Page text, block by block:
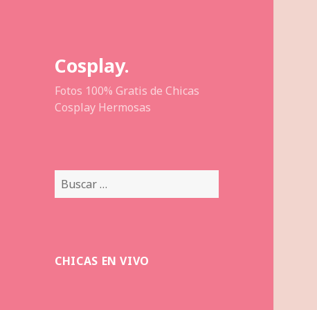
Cosplay.
Fotos 100% Gratis de Chicas
Cosplay Hermosas
Buscar:
CHICAS EN VIVO